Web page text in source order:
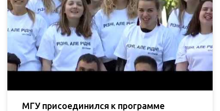
МГУ присоединился к программе